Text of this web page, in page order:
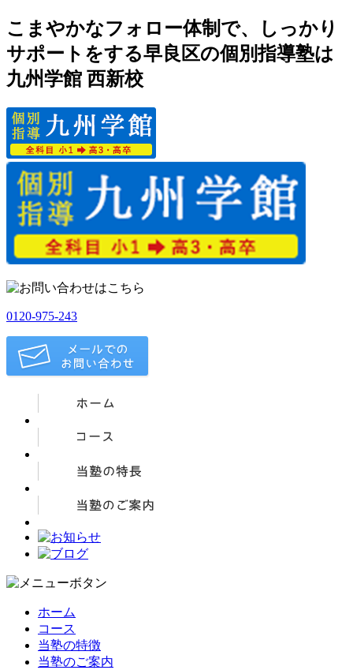
こまやかなフォロー体制で、しっかり
サポートをする早良区の個別指導塾は
九州学館 西新校
0120-975-243
ホーム
コース
当塾の特徴
当塾のご案内